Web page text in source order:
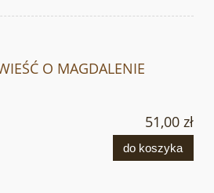
O MAGDALENIE
51,00 zł
do koszyka